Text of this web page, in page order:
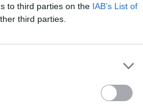
to third parties on the IAB’s List of
third parties.